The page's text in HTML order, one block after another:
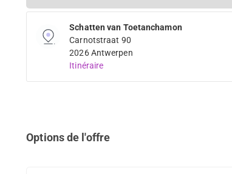
Schatten van Toetanchamon
Carnotstraat 90
2026 Antwerpen
Itinéraire
Options de l'offre